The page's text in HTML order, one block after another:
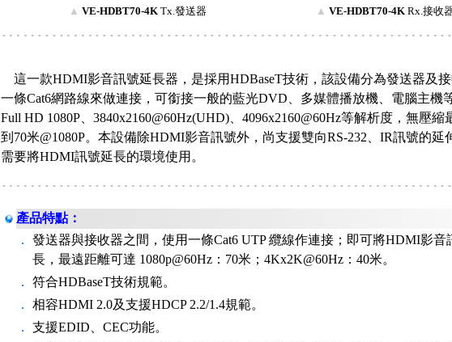
▲ VE-HDBT70-4K Tx.發送器 ▲ VE-HDBT70-4K Rx.接收
這一款HDMI影音訊號延長器，是採用HDBaseT技術，該設備分為發送器及
一條Cat6網路線來做連接，可銜接一般的藍光DVD、多媒體播放機、電腦主機
Full HD 1080P、3840x2160@60Hz(UHD)、4096x2160@60Hz等解析度，無壓縮
到70米@1080P。本設備除HDMI影音訊號外，尚支援雙向RS-232、IR訊號的延
需要將HDMI訊號延長的環境使用。
產品特點：
．
發送器與接收器之間，使用一條Cat6 UTP 纜線作連接；即可將HDMI影音
長，最遠距離可達 1080p@60Hz：70米；4Kx2K@60Hz：40米。
．
符合HDBaseT技術規範。
．
相容HDMI 2.0及支援HDCP 2.2/1.4規範。
．
支援EDID、CEC功能。